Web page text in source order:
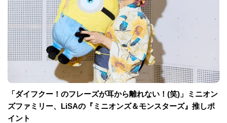
「ダイフクー！のフレーズが耳から離れない！(笑)」ミニオン
ズファミリー、LiSAの『ミニオンズ＆モンスターズ』推しポ
イント